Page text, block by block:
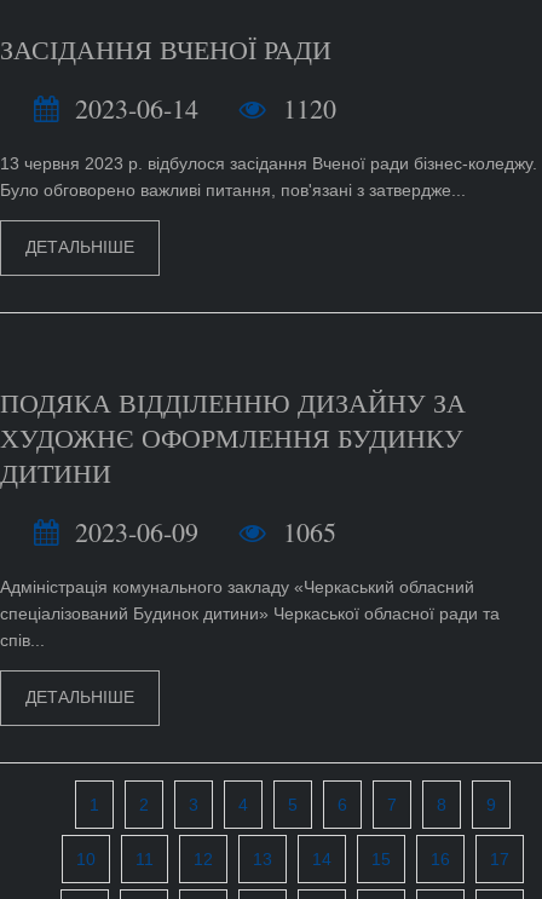
ЗАСІДАННЯ ВЧЕНОЇ РАДИ
2023-06-14
1120
13 червня 2023 р. відбулося засідання Вченої ради бізнес-коледжу.
Було обговорено важливі питання, пов'язані з затвердже...
ДЕТАЛЬНІШЕ
ПОДЯКА ВІДДІЛЕННЮ ДИЗАЙНУ ЗА
ХУДОЖНЄ ОФОРМЛЕННЯ БУДИНКУ
ДИТИНИ
2023-06-09
1065
Адміністрація комунального закладу «Черкаський обласний
спеціалізований Будинок дитини» Черкаської обласної ради та
спів...
ДЕТАЛЬНІШЕ
1 2 3 4 5 6 7 8 9
10 11 12 13 14 15 16 17